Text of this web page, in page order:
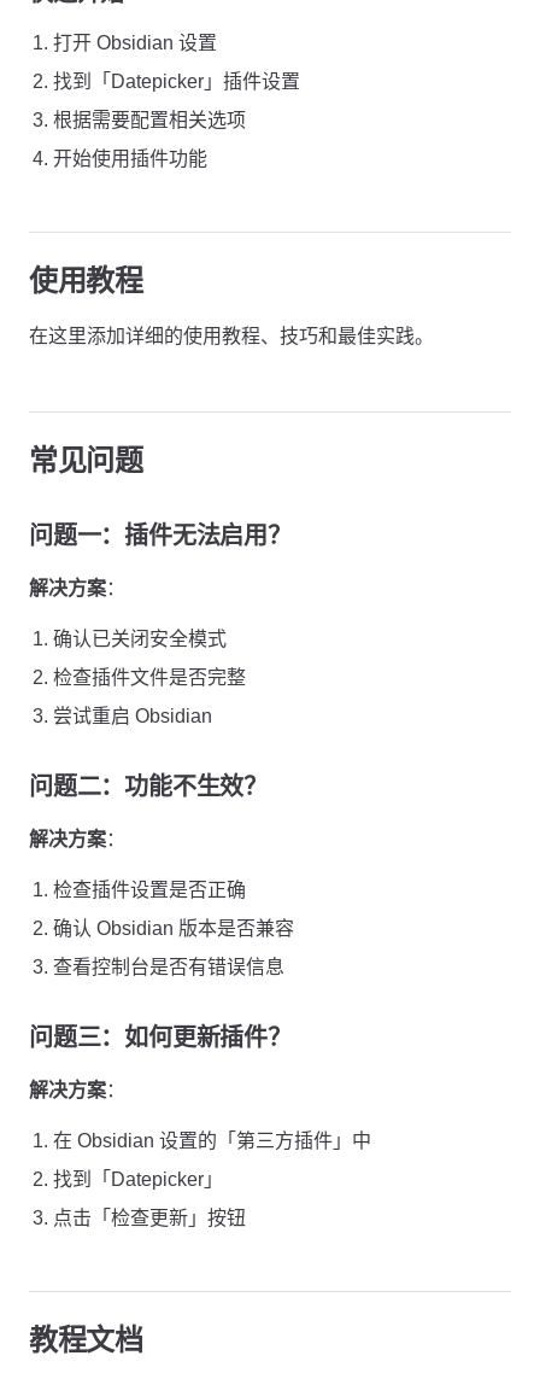
打开 Obsidian 设置
找到「Datepicker」插件设置
根据需要配置相关选项
开始使用插件功能
使用教程
在这里添加详细的使用教程、技巧和最佳实践。
常见问题
问题一：插件无法启用？
解决方案：
确认已关闭安全模式
检查插件文件是否完整
尝试重启 Obsidian
问题二：功能不生效？
解决方案：
检查插件设置是否正确
确认 Obsidian 版本是否兼容
查看控制台是否有错误信息
问题三：如何更新插件？
解决方案：
在 Obsidian 设置的「第三方插件」中
找到「Datepicker」
点击「检查更新」按钮
教程文档